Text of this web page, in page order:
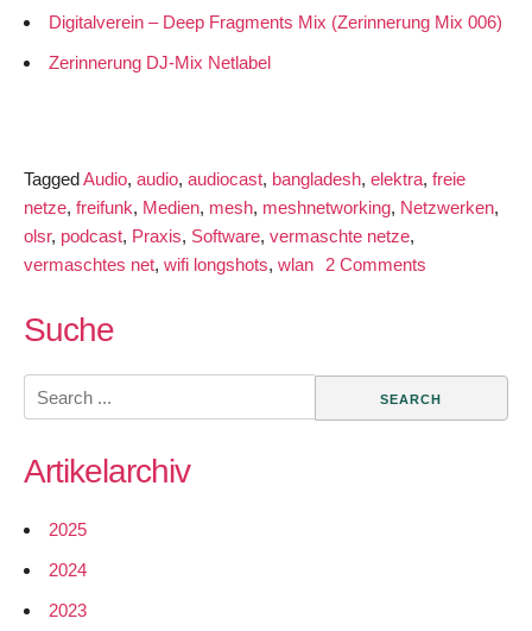
Digitalverein – Deep Fragments Mix (Zerinnerung Mix 006)
Zerinnerung DJ-Mix Netlabel
TaggedAudio, audio, audiocast, bangladesh, elektra, freie
netze, freifunk, Medien, mesh, meshnetworking, Netzwerken,
olsr, podcast, Praxis, Software, vermaschte netze,
vermaschtes net, wifi longshots, wlan 2 Comments
–
Aufbau
Suche
Search
for:
Artikelarchiv
2025
2024
2023